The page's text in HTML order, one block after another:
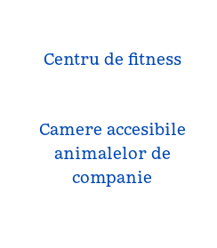
Centru de fitness
Camere accesibile
animalelor de
companie